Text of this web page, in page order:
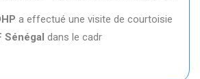
a effectué une visite de courtoisie
Sénégal dans le cadr